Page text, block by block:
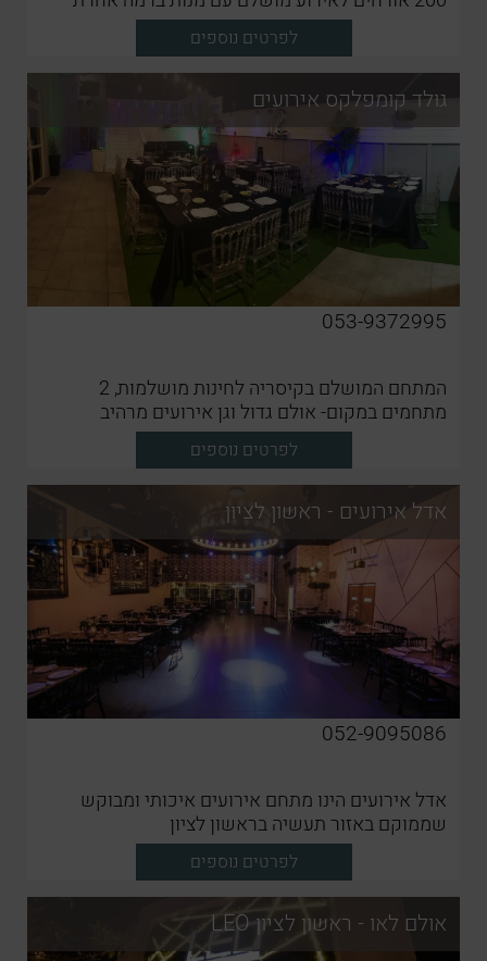
לפרטים נוספים
גולד קומפלקס אירועים
053-9372995
המתחם המושלם בקיסריה לחינות מושלמות, 2
מתחמים במקום- אולם גדול וגן אירועים מרהיב
לפרטים נוספים
אדל אירועים - ראשון לציון
052-9095086
אדל אירועים הינו מתחם אירועים איכותי ומבוקש
שממוקם באזור תעשיה בראשון לציון
לפרטים נוספים
אולם לאו - ראשון לציון LEO